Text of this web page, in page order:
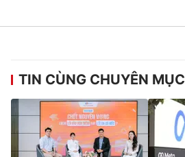
TIN CÙNG CHUYÊN MỤC